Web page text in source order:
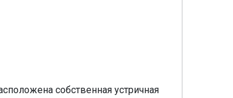
собственная устричная